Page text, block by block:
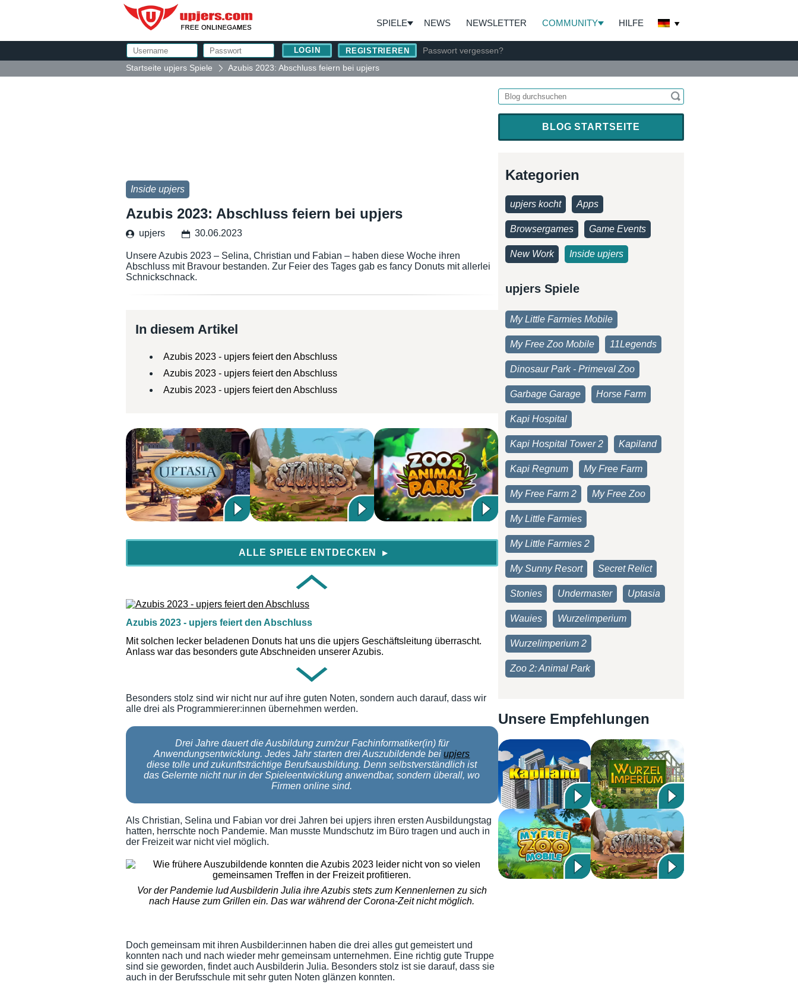
SPIELE NEWS NEWSLETTER COMMUNITY HILFE
REGISTRIEREN
Passwort vergessen?
Startseite upjers Spiele
Azubis 2023: Abschluss feiern bei upjers
Inside upjers
Azubis 2023: Abschluss feiern bei upjers
upjers 30.06.2023
Unsere Azubis 2023 – Selina, Christian und Fabian – haben diese Woche ihren
Abschluss mit Bravour bestanden. Zur Feier des Tages gab es fancy Donuts mit allerlei
Schnickschnack.
In diesem Artikel
Azubis 2023 - upjers feiert den Abschluss
Azubis 2023 - upjers feiert den Abschluss
Azubis 2023 - upjers feiert den Abschluss
ALLE SPIELE ENTDECKEN ▶
Azubis 2023 - upjers feiert den Abschluss
Für unsere drei Azubis gab es jeweils einen besonderen Donut extra - mit ihren Namen
beschriftet!
Azubis 2023 - upjers feiert den Abschluss
einmal sieht man wohl selten. Lecker war's!
Azubis 2023 - upjers feiert den Abschluss
Mit solchen lecker beladenen Donuts hat uns die upjers Geschäftsleitung überrascht.
Anlass war das besonders gute Abschneiden unserer Azubis.
Azubis 2023 - upjers feiert den Abschluss
Für unsere drei Azubis gab es jeweils einen besonderen Donut extra - mit ihren Namen
Azubis 2023 - upjers feiert den Abschluss
Über den Rest durfte sich die gesamte Belegschaft hermachen. So viele Kalorien auf
einmal sieht man wohl selten. Lecker war's!
Azubis 2023 - upjers feiert den Abschluss
Anlass war das besonders gute Abschneiden unserer Azubis.
Azubis 2023 - upjers feiert den Abschluss
Besonders stolz sind wir nicht nur auf ihre guten Noten, sondern auch darauf, dass wir
alle drei als Programmierer:innen übernehmen werden.
Drei Jahre dauert die Ausbildung zum/zur Fachinformatiker(in) für
Anwendungsentwicklung. Jedes Jahr starten drei Auszubildende beiupjers
diese tolle und zukunftsträchtige Berufsausbildung. Denn selbstverständlich ist
das Gelernte nicht nur in der Spieleentwicklung anwendbar, sondern überall, wo
Firmen online sind.
Als Christian, Selina und Fabian vor drei Jahren bei upjers ihren ersten Ausbildungstag
hatten, herrschte noch Pandemie. Man musste Mundschutz im Büro tragen und auch in
der Freizeit war nicht viel möglich.
Vor der Pandemie lud Ausbilderin Julia ihre Azubis stets zum Kennenlernen zu sich
nach Hause zum Grillen ein. Das war während der Corona-Zeit nicht möglich.
Doch gemeinsam mit ihren Ausbilder:innen haben die drei alles gut gemeistert und
konnten nach und nach wieder mehr gemeinsam unternehmen. Eine richtig gute Truppe
sind sie geworden, findet auch Ausbilderin Julia. Besonders stolz ist sie darauf, dass sie
auch in der Berufsschule mit sehr guten Noten glänzen konnten.
BLOG STARTSEITE
Kategorien
upjers kocht Apps
Browsergames Game Events
New Work Inside upjers
upjers Spiele
My Little Farmies Mobile
My Free Zoo Mobile 11Legends
Dinosaur Park - Primeval Zoo
Garbage Garage Horse Farm
Kapi Hospital
Kapi Hospital Tower 2 Kapiland
Kapi Regnum My Free Farm
My Free Farm 2 My Free Zoo
My Little Farmies
My Little Farmies 2
My Sunny Resort Secret Relict
Stonies Undermaster Uptasia
Wauies Wurzelimperium
Wurzelimperium 2
Zoo 2: Animal Park
Unsere Empfehlungen